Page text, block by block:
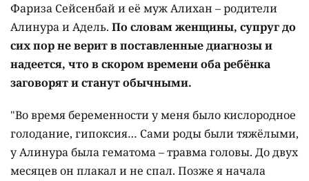
Фариза Сейсенбай и её муж Алихан – родители
Алинура и Адель. По словам женщины, супруг до
сих пор не верит в поставленные диагнозы и
надеется, что в скором времени оба ребёнка
заговорят и станут обычными.
"Во время беременности у меня было кислородное
голодание, гипоксия… Сами роды были тяжёлыми,
у Алинура была гематома – травма головы. До двух
месяцев он плакал и не спал. Позже я начала